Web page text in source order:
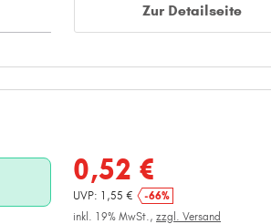
Zur Detailseite
0,52 €
UVP: 1,55 €
-66%
inkl. 19% MwSt., zzgl. Versand